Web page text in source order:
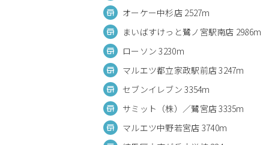
オーケー中杉店 2527m
まいばすけっと鷺ノ宮駅南店 2986m
ローソン 3230m
マルエツ都立家政駅前店 3247m
セブンイレブン 3354m
サミット（株）／鷺宮店 3335m
マルエツ中野若宮店 3740m